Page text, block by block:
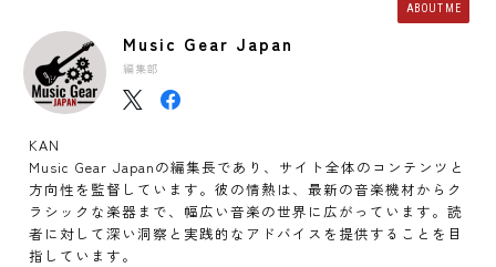
ABOUT ME
Music Gear Japan
編集部
KAN
Music Gear Japanの編集長であり、サイト全体のコンテンツと
方向性を監督しています。彼の情熱は、最新の音楽機材からク
ラシックな楽器まで、幅広い音楽の世界に広がっています。読
者に対して深い洞察と実践的なアドバイスを提供することを目
指しています。